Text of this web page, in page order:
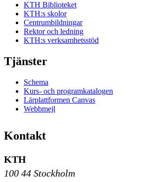
KTH Biblioteket
KTH:s skolor
Centrumbildningar
Rektor och ledning
KTH:s verksamhetsstöd
Tjänster
Schema
Kurs- och programkatalogen
Lärplattformen Canvas
Webbmejl
Kontakt
KTH
100 44 Stockholm